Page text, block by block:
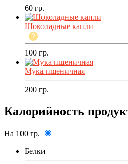
60 гр.
Шоколадные капли
100 гр.
Мука пшеничная
200 гр.
Калорийность
На 100 гр.
Белки